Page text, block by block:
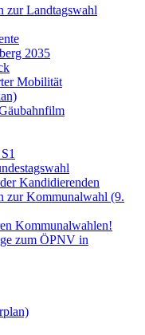
zur Landtagswahl
2035
Mobilität
Kandidierenden
zur Kommunalwahl (9.
Kommunalwahlen!
zum ÖPNV in